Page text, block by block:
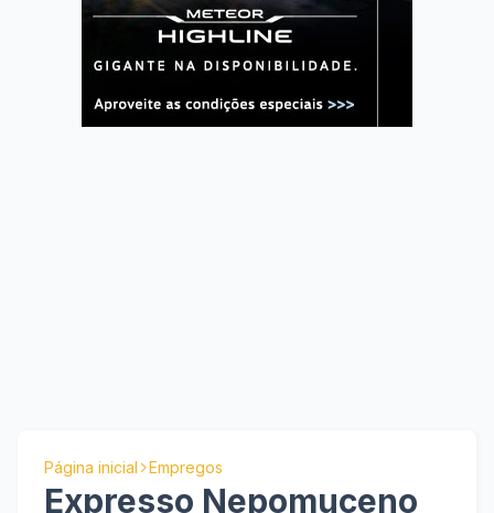
Página inicial Empregos
Expresso Nepomuceno